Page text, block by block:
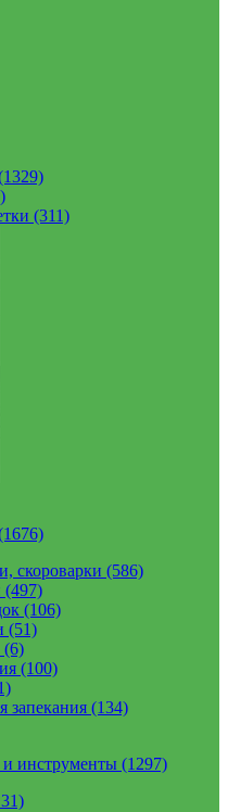
(311)
скороварки (586)
(497)
(106)
(51)
(6)
(100)
запекания (134)
инструменты (1297)